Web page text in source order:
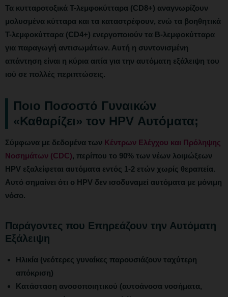
Τα κυτταροτοξικά Τ-λεμφοκύτταρα (CD8+) αναγνωρίζουν
μολυσμένα κύτταρα και τα καταστρέφουν, ενώ τα βοηθητικά
Τ-λεμφοκύτταρα (CD4+) ενεργοποιούν τα Β-λεμφοκύτταρα
για παραγωγή αντισωμάτων. Αυτή η συντονισμένη
απάντηση είναι η κύρια αιτία για την αυτόματη εξάλειψη του
ιού σε πολλές περιπτώσεις.
Ποιο Ποσοστό Γυναικών
«Καθαρίζει» τον HPV Αυτόματα;
Σύμφωνα με δεδομένα των Κέντρων Ελέγχου και Πρόληψης
Νοσημάτων (CDC), περίπου το 90% των νέων λοιμώξεων
HPV εξαλείφεται αυτόματα εντός 1-2 ετών χωρίς θεραπεία.
Αυτό σημαίνει ότι ο HPV δεν ισοδυναμεί αυτόματα με μόνιμη
νόσο.
Παράγοντες που Επηρεάζουν την Αυτόματη
Εξάλειψη
Ηλικία (νεότερες γυναίκες παρουσιάζουν ταχύτερη
απόκριση)
Κατάσταση ανοσοποιητικού (αυτοάνοσα νοσήματα,